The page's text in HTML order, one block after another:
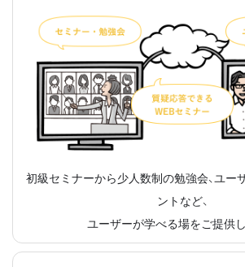
初級セミナーから少人数制の勉強会、ユー
ントなど、
ユーザーが学べる場をご提供し